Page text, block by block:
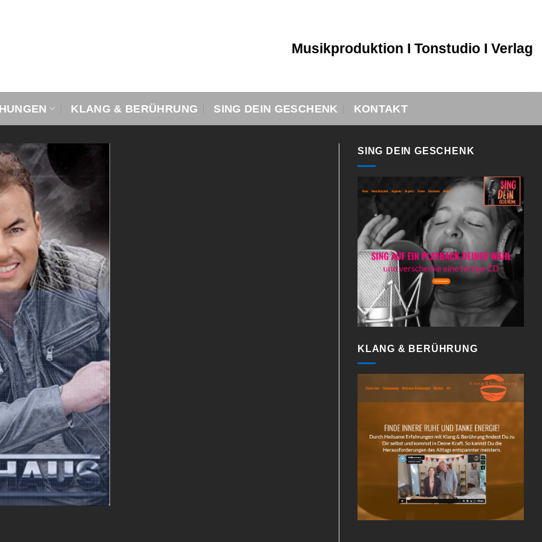
Musikproduktion I Tonstudio I Verlag
KLANG & BERÜHRUNG SING DEIN GESCHENK KONTAKT
SING DEIN GESCHENK
KLANG & BERÜHRUNG